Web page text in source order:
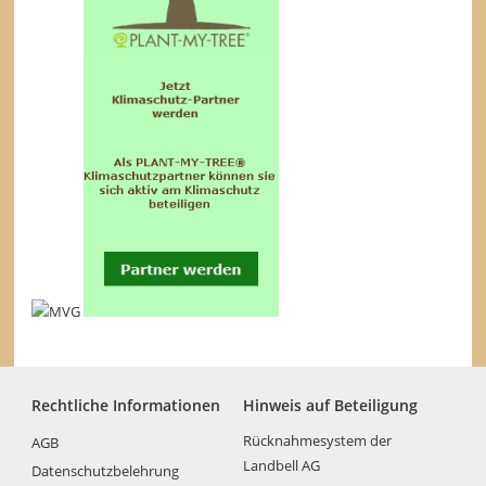
Rechtliche Informationen
AGB
Datenschutzbelehrung
Hinweis auf Beteiligung
Rücknahmesystem der
Landbell AG